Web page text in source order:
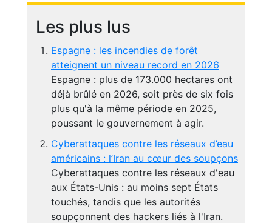
Les plus lus
Espagne : les incendies de forêt
atteignent un niveau record en 2026
Espagne : plus de 173.000 hectares ont
déjà brûlé en 2026, soit près de six fois
plus qu'à la même période en 2025,
poussant le gouvernement à agir.
Cyberattaques contre les réseaux d’eau
américains : l’Iran au cœur des soupçons
Cyberattaques contre les réseaux d'eau
aux États-Unis : au moins sept États
touchés, tandis que les autorités
soupçonnent des hackers liés à l'Iran.